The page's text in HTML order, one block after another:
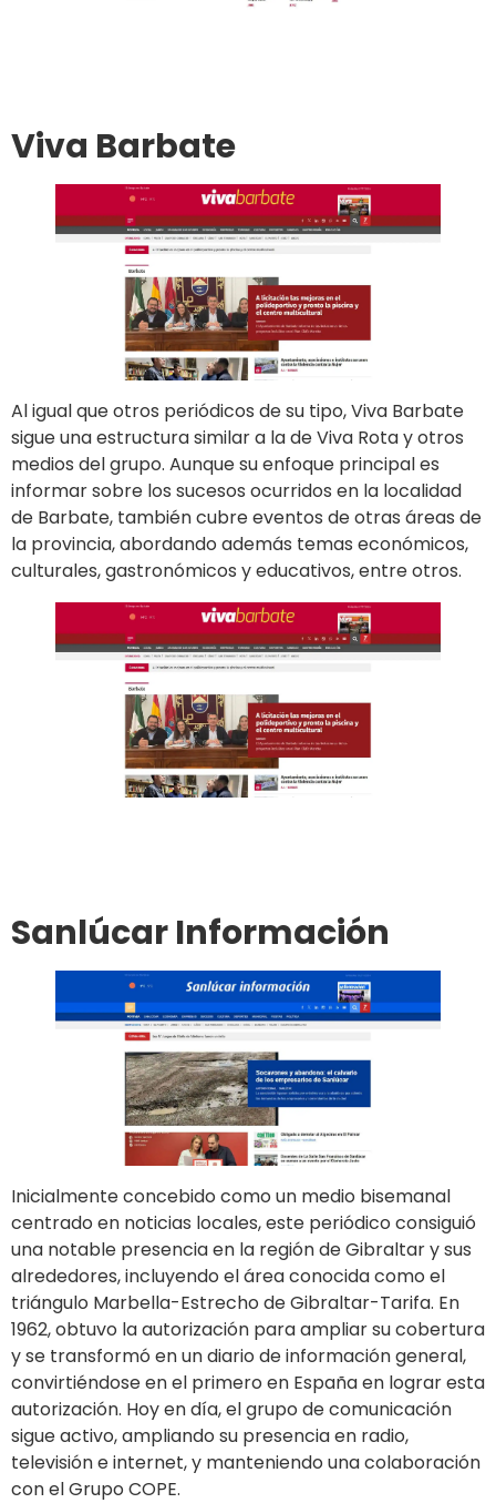
Viva Barbate
Al igual que otros periódicos de su tipo, Viva Barbate
sigue una estructura similar a la de Viva Rota y otros
medios del grupo. Aunque su enfoque principal es
informar sobre los sucesos ocurridos en la localidad
de Barbate, también cubre eventos de otras áreas de
la provincia, abordando además temas económicos,
culturales, gastronómicos y educativos, entre otros.
Sanlúcar Información
Inicialmente concebido como un medio bisemanal
centrado en noticias locales, este periódico consiguió
una notable presencia en la región de Gibraltar y sus
alrededores, incluyendo el área conocida como el
triángulo Marbella-Estrecho de Gibraltar-Tarifa. En
1962, obtuvo la autorización para ampliar su cobertura
y se transformó en un diario de información general,
convirtiéndose en el primero en España en lograr esta
autorización. Hoy en día, el grupo de comunicación
sigue activo, ampliando su presencia en radio,
televisión e internet, y manteniendo una colaboración
con el Grupo COPE.